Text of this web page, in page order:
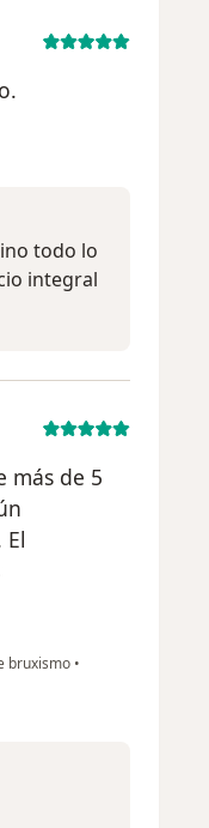
Diana Muñoz
todo lo
integral
más de 5
bruxismo •